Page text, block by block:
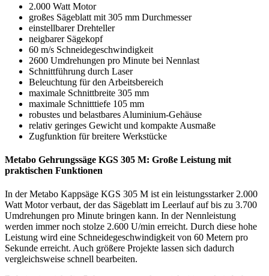
2.000 Watt Motor
großes Sägeblatt mit 305 mm Durchmesser
einstellbarer Drehteller
neigbarer Sägekopf
60 m/s Schneidegeschwindigkeit
2600 Umdrehungen pro Minute bei Nennlast
Schnittführung durch Laser
Beleuchtung für den Arbeitsbereich
maximale Schnittbreite 305 mm
maximale Schnitttiefe 105 mm
robustes und belastbares Aluminium-Gehäuse
relativ geringes Gewicht und kompakte Ausmaße
Zugfunktion für breitere Werkstücke
Metabo Gehrungssäge KGS 305 M: Große Leistung mit
praktischen Funktionen
In der Metabo Kappsäge KGS 305 M ist ein leistungsstarker 2.000
Watt Motor verbaut, der das Sägeblatt im Leerlauf auf bis zu 3.700
Umdrehungen pro Minute bringen kann. In der Nennleistung
werden immer noch stolze 2.600 U/min erreicht. Durch diese hohe
Leistung wird eine Schneidegeschwindigkeit von 60 Metern pro
Sekunde erreicht. Auch größere Projekte lassen sich dadurch
vergleichsweise schnell bearbeiten.